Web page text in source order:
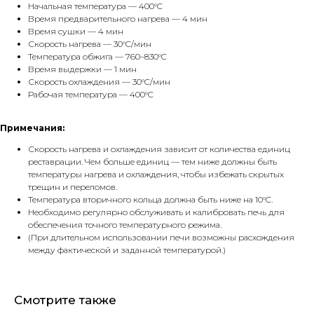
Начальная температура — 400°C
Время предварительного нагрева — 4 мин
Время сушки — 4 мин
Скорость нагрева — 30°C/мин
Температура обжига — 760–830°C
Время выдержки — 1 мин
Скорость охлаждения — 30°C/мин
Рабочая температура — 400°C
Примечания:
Скорость нагрева и охлаждения зависит от количества единиц
реставрации. Чем больше единиц — тем ниже должны быть
температуры нагрева и охлаждения, чтобы избежать скрытых
трещин и переломов.
Температура вторичного кольца должна быть ниже на 10°C.
Необходимо регулярно обслуживать и калибровать печь для
обеспечения точного температурного режима.
(При длительном использовании печи возможны расхождения
между фактической и заданной температурой.)
Смотрите также